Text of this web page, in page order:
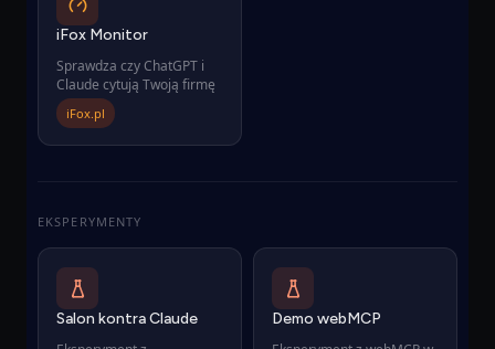
iFox Monitor
Sprawdza czy ChatGPT i
Claude cytują Twoją firmę
iFox.pl
EKSPERYMENTY
Salon kontra Claude
Demo webMCP